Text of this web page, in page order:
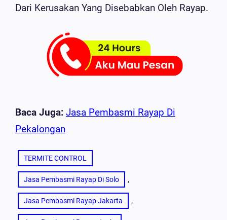
Dari Kerusakan Yang Disebabkan Oleh Rayap.
Baca Juga: Jasa Pembasmi Rayap Di
Pekalongan
TERMITE CONTROL
Jasa Pembasmi Rayap Di Solo ,
Jasa Pembasmi Rayap Jakarta ,